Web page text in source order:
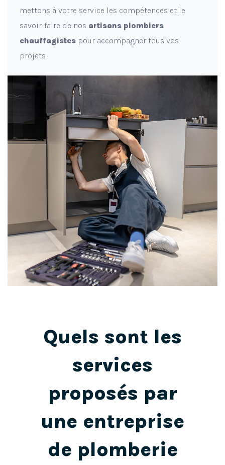
mettons à votre service les compétences et le
savoir-faire de nos artisans plombiers
chauffagistes pour accompagner tous vos
projets.
Quels sont les
services
proposés par
une entreprise
de plomberie